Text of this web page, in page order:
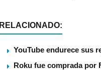
RELACIONADO:
YouTube endurece sus
Roku fue comprada por